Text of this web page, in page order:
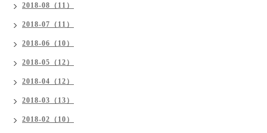
2018-08（11）
2018-07（11）
2018-06（10）
2018-05（12）
2018-04（12）
2018-03（13）
2018-02（10）